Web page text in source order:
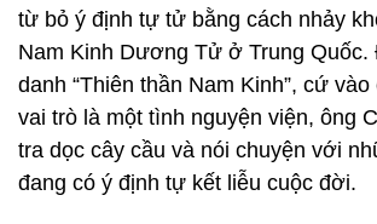
từ bỏ ý định tự tử bằng cách nhảy
Nam Kinh Dương Tử ở Trung
danh “Thiên thần Nam Kinh”, cứ
vai trò là một tình nguyện viện, ông
tra dọc cây cầu và nói chuyện với
đang có ý định tự kết liễu cuộc đời.